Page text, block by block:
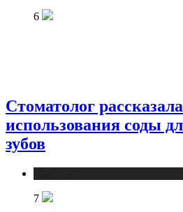
6
Стоматолог
использования соды
зубов
7